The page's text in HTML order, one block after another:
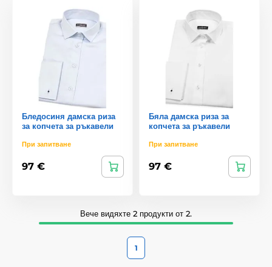
Бледосиня дамска риза
за копчета за ръкавели
При запитване
97 €
Бяла дамска риза за
копчета за ръкавели
При запитване
97 €
Вече видяхте 2 продукти от 2.
1